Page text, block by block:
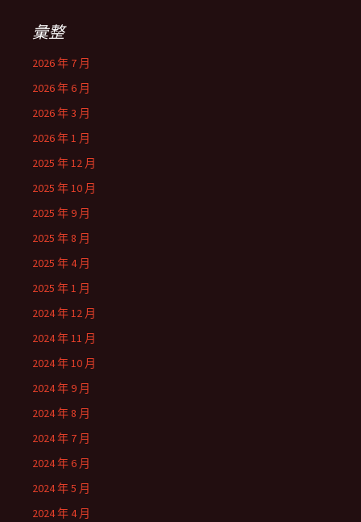
彙整
2026 年 7 月
2026 年 6 月
2026 年 3 月
2026 年 1 月
2025 年 12 月
2025 年 10 月
2025 年 9 月
2025 年 8 月
2025 年 4 月
2025 年 1 月
2024 年 12 月
2024 年 11 月
2024 年 10 月
2024 年 9 月
2024 年 8 月
2024 年 7 月
2024 年 6 月
2024 年 5 月
2024 年 4 月